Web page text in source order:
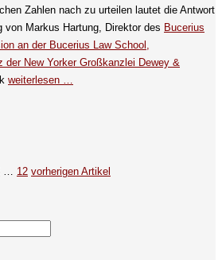
Zahlen nach zu urteilen lautet die Antwort
Markus Hartung, Direktor des Bucerius
an der Bucerius Law School,
der New Yorker Großkanzlei Dewey &
weiterlesen …
… 12 vorherigen Artikel